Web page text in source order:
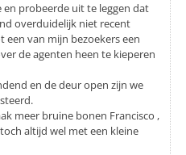
probeerde uit te leggen dat
overduidelijk niet recent
een van mijn bezoekers een
de agenten heen te kieperen
en de deur open zijn we
meer bruine bonen Francisco ,
altijd wel met een kleine